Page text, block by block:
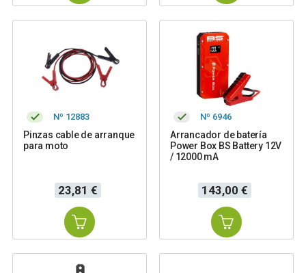
Nº 12883
Pinzas cable de arranque
para moto
Precio
23,81 €
Nº 6946
Arrancador de batería
Power Box BS Battery 12V
/ 12000 mA
Precio
143,00 €